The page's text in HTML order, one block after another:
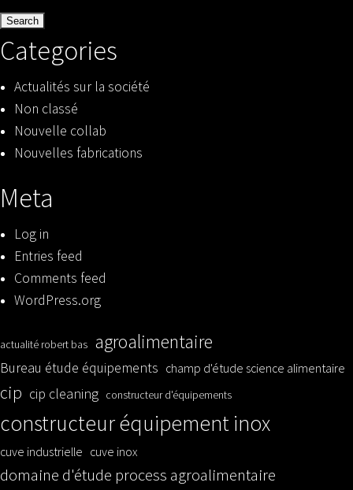
Categories
Actualités sur la société
Non classé
Nouvelle collab
Nouvelles fabrications
Meta
Log in
Entries feed
Comments feed
WordPress.org
actualité robert bas agroalimentaire
Bureau étude équipements champ d'étude science alimentaire
cip cip cleaning constructeur d'équipements
constructeur équipement inox
cuve industrielle cuve inox
domaine d'étude process agroalimentaire